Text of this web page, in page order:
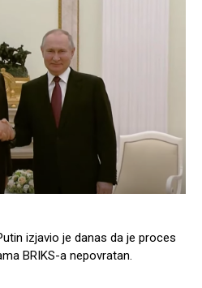
izjavio je danas da je proces
BRIKS-a nepovratan.